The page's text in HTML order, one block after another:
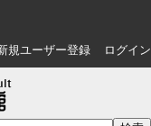
規ユーザー登録 ログイン